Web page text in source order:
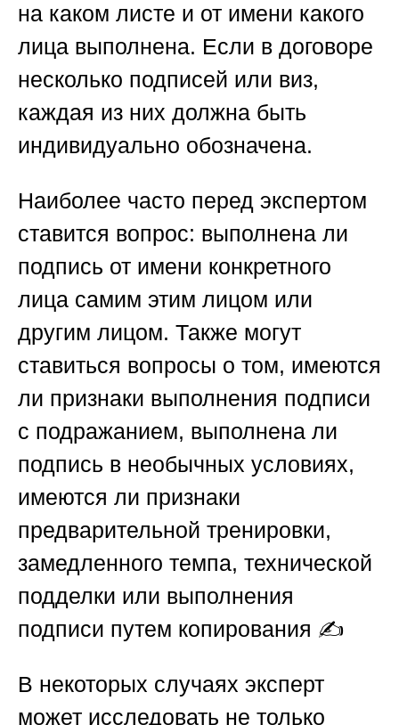
на каком листе и от имени какого
лица выполнена. Если в договоре
несколько подписей или виз,
каждая из них должна быть
индивидуально обозначена.
Наиболее часто перед экспертом
ставится вопрос: выполнена ли
подпись от имени конкретного
лица самим этим лицом или
другим лицом. Также могут
ставиться вопросы о том, имеются
ли признаки выполнения подписи
с подражанием, выполнена ли
подпись в необычных условиях,
имеются ли признаки
предварительной тренировки,
замедленного темпа, технической
подделки или выполнения
подписи путем копирования ✍️
В некоторых случаях эксперт
может исследовать не только